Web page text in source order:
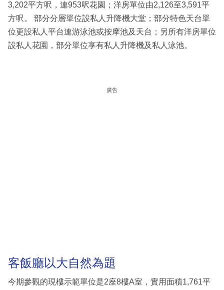
3,202平方呎，連953呎花園；洋房單位由2,126至3,591平
方呎。 部分分層單位設私人升降機大堂；部分特色天台單
位更設私人平台連游泳池或按摩池及天台；另所有洋房單位
設私人花園，部分單位享有私人升降機及私人泳池。
廣告
客飯廳以大自然為題
今期參觀的現樓示範單位是2座8樓A室，實用面積1,761平